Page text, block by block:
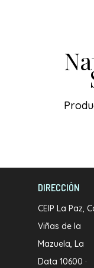
DIRECCIÓN
CEIP La Paz,
Viñas de la
Mazuela, La
Data 10600 ·